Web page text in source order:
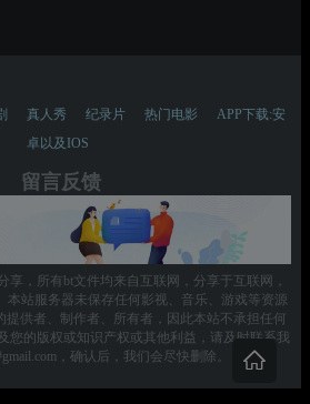
真人秀 纪录片 热门电影
APP下载:安
卓以及IOS
留言反馈
享，所有bt文件均来自互联网，分享于互联网，
本站服务器未保存任何影视、音乐、游戏等资源
提供者、制作者、所有者，因此本站不承担任何
您的版权或知识产权或其他利益，请及时联系我
，确认后，我们会尽快删除。